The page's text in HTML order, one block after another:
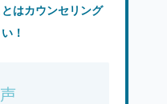
はカウンセリング
！